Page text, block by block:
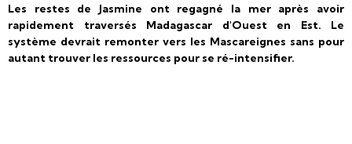
Les restes de Jasmine ont regagné la mer après avoir
rapidement traversés Madagascar d'Ouest en Est. Le
système devrait remonter vers les Mascareignes sans pour
autant trouver les ressources pour se ré-intensifier.